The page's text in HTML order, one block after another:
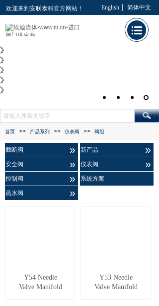
首页 >> 产品系列 >> 仪表阀 >> 阀组
新产品 »
仪表阀 »
系统方案
截断阀 »
安全阀 »
控制阀 »
疏水阀 »
Y54 Needle
Valve Manifold
Y53 Needle
Valve Manifold
欢迎来到安联泰科官方网站！ English 简体中文